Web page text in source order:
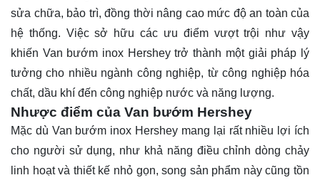
sửa chữa, bảo trì, đồng thời nâng cao mức độ an toàn của
hệ thống. Việc sở hữu các ưu điểm vượt trội như vậy
khiến Van bướm inox Hershey trở thành một giải pháp lý
tưởng cho nhiều ngành công nghiệp, từ công nghiệp hóa
chất, dầu khí đến công nghiệp nước và năng lượng.
Nhược điểm của Van bướm Hershey
Mặc dù Van bướm inox Hershey mang lại rất nhiều lợi ích
cho người sử dụng, như khả năng điều chỉnh dòng chảy
linh hoạt và thiết kế nhỏ gọn, song sản phẩm này cũng tồn